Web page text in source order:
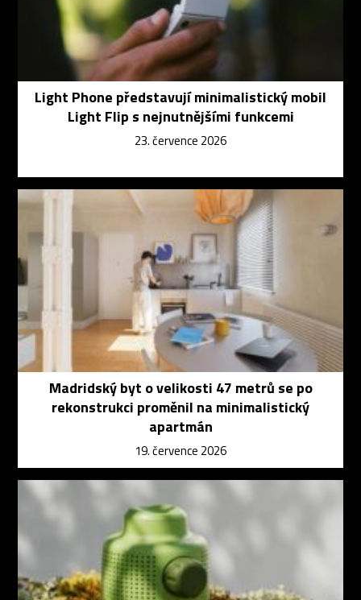
Light Phone představují minimalistický mobil
Light Flip s nejnutnějšími funkcemi
23. července 2026
Madridský byt o velikosti 47 metrů se po
rekonstrukci proměnil na minimalistický
apartmán
19. července 2026